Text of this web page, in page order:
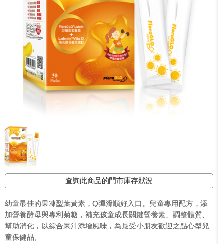
查詢此商品的門市庫存狀況
幼童最佳的果凍型葉黃素，Q彈滑順好入口。兒童專用配方，添
加營養酵母與專利菊糖，補充孩童成長關鍵營養素、調整體質、
幫助消化，以綜合果汁添增風味，為最受小朋友歡迎之點心型兒
童保健品。